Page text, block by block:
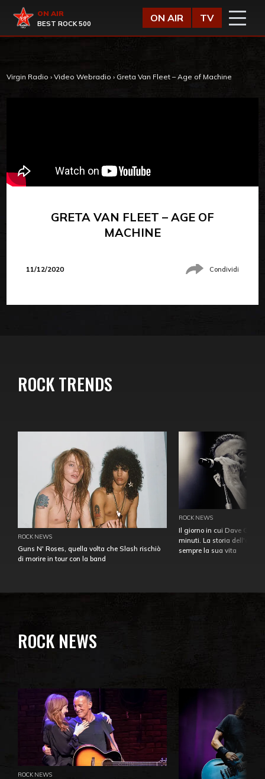
Virgin Radio
ON AIR
BEST ROCK 500
ON AIR TV
Virgin Radio › Video Webradio › Greta Van Fleet – Age of Machine
GRETA VAN FLEET – AGE OF
MACHINE
11/12/2020 Condividi
ROCK TRENDS
ROCK NEWS
Guns N' Roses, quella volta che Slash rischiò
di morire in tour con la band
ROCK NEWS
Il giorno in cui Dave
minuti. La storia
sempre la sua vita
ROCK NEWS
ROCK NEWS